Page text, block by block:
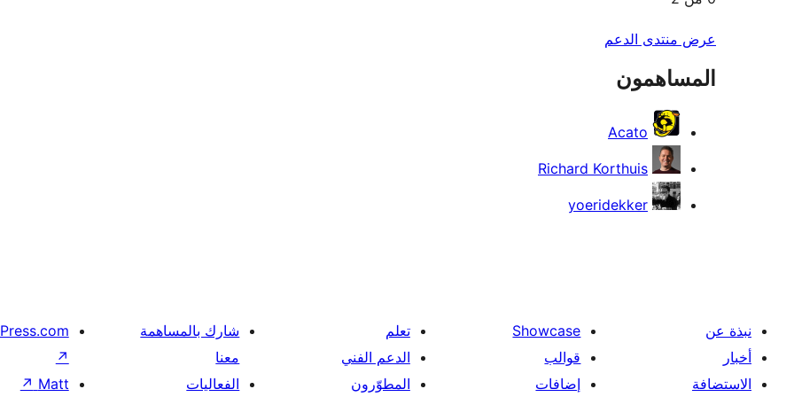
عرض منتدى الدعم
المساهمون
Acato
Richard Korthuis
yoeridekker
نبذة عن
أخبار
الاستضافة
Showcase
قوالب
إضافات
تعلم
الدعم الفني
المطوّرون
شارك بالمساهمة
معنا
الفعاليات
↗
Matt
↗